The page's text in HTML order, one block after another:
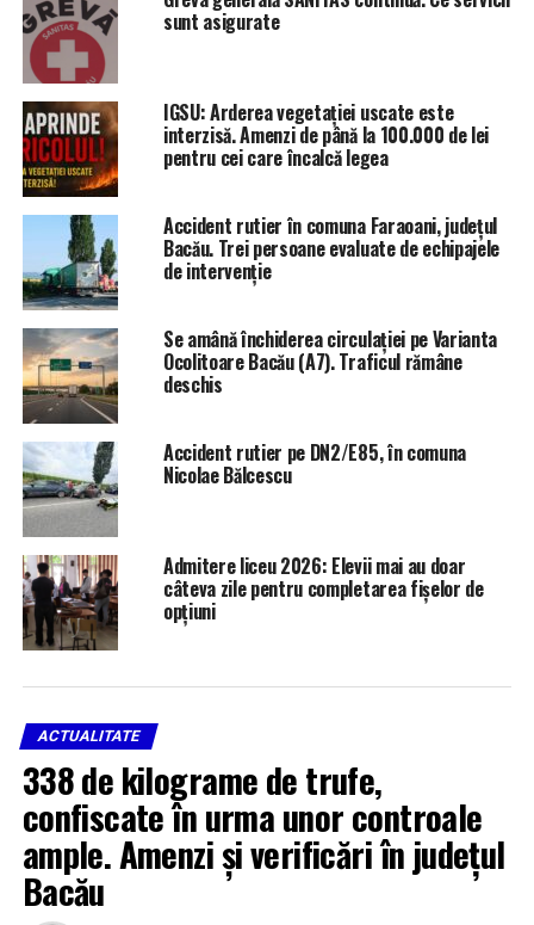
sunt asigurate
IGSU: Arderea vegetației uscate este
interzisă. Amenzi de până la 100.000 de lei
pentru cei care încalcă legea
Accident rutier în comuna Faraoani, județul
Bacău. Trei persoane evaluate de echipajele
de intervenție
Se amână închiderea circulației pe Varianta
Ocolitoare Bacău (A7). Traficul rămâne
deschis
Accident rutier pe DN2/E85, în comuna
Nicolae Bălcescu
Admitere liceu 2026: Elevii mai au doar
câteva zile pentru completarea fișelor de
opțiuni
ACTUALITATE
338 de kilograme de trufe,
confiscate în urma unor controale
ample. Amenzi și verificări în județul
Bacău